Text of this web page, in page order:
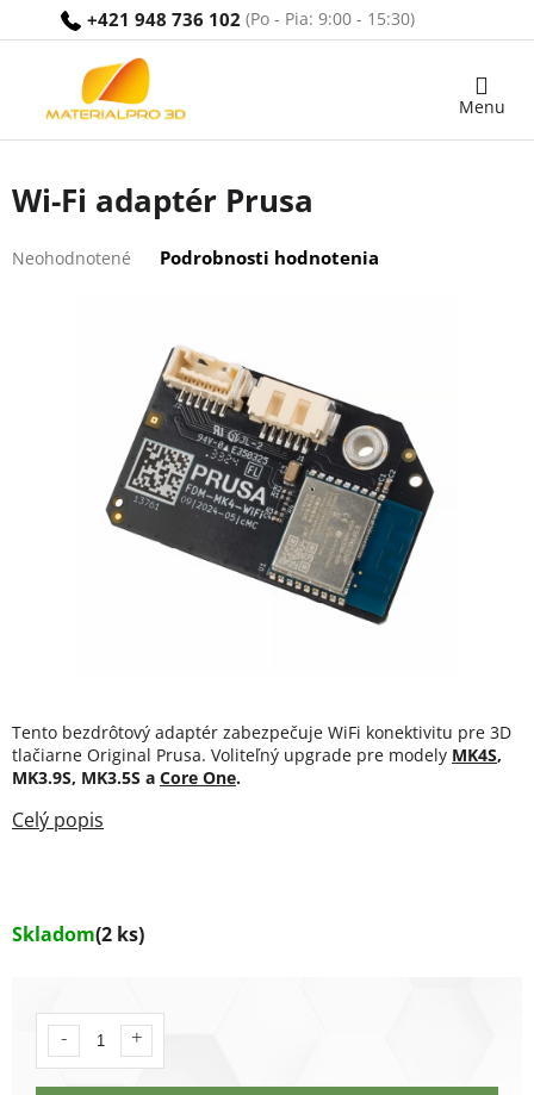
+421 948 736 102
Nákupný
Wi-Fi adaptér Prusa
hodnotenie
Neohodnotené Podrobnosti hodnotenia
Skladom(2 ks)
Tento bezdrôtový adaptér zabezpečuje WiFi konektivitu pre 3D
tlačiarne Original Prusa. Voliteľný upgrade pre modely MK4S,
MK3.9S, MK3.5S a Core One.